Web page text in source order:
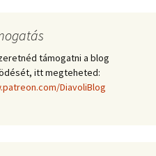
támogatni a blog
itt megteheted:
DiavoliBlog